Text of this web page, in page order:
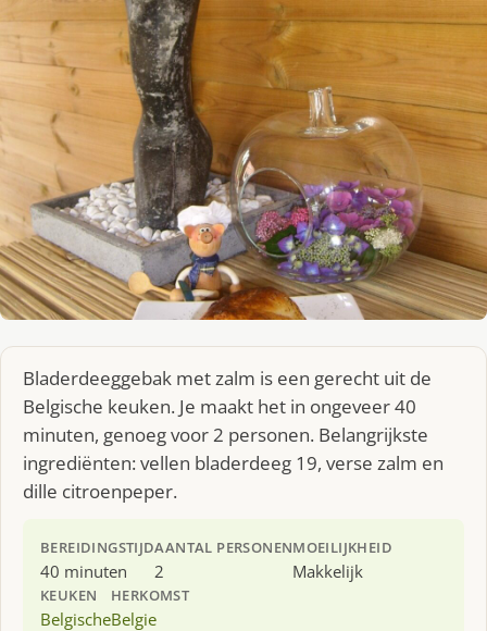
Bladerdeeggebak met zalm is een gerecht uit de
Belgische keuken. Je maakt het in ongeveer 40
minuten, genoeg voor 2 personen. Belangrijkste
ingrediënten: vellen bladerdeeg 19, verse zalm en
dille citroenpeper.
BEREIDINGSTIJD
40 minuten
AANTAL PERSONEN
2
MOEILIJKHEID
Makkelijk
KEUKEN
Belgische
HERKOMST
Belgie